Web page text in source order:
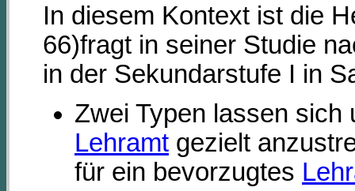
In diesem Kontext ist die
66)fragt in seiner Studie
in der Sekundarstufe I in
Zwei Typen lassen sich
Lehramt gezielt
für ein bevorzugtes